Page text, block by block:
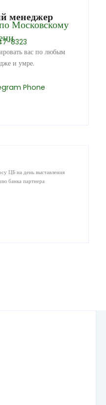
менеджер
Московскому
8323
вас по любым
и умре.
Phone
ЦБ на день выставления
банка партнера